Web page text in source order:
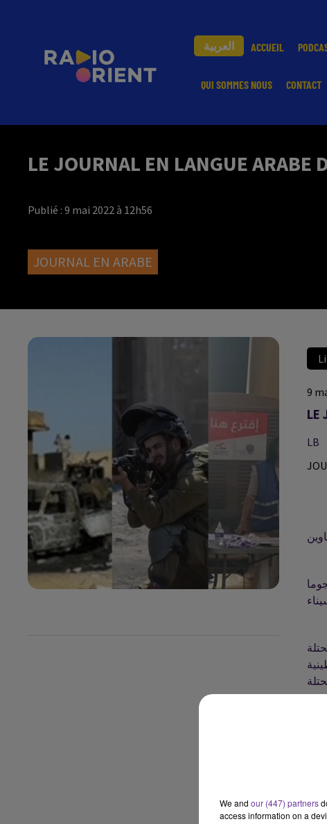
العربية ACCUEIL
QUI SOMMES NOUS CONTACT
LE JOURNAL EN LANGUE
Publié : 9 mai 2022 à 12h56
JOURNAL EN ARABE
9
LE
LB
We and our (447) partners
access information on a